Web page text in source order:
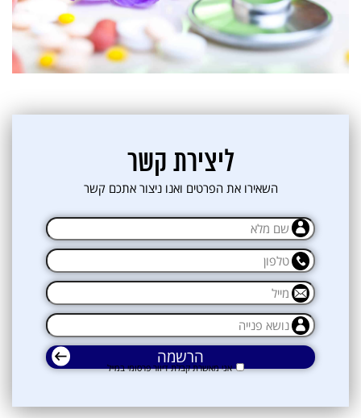
אני מאשרת קבלת דיוור פרסומי במייל
ליצירת קשר
השאירו את הפרטים ואנו ניצור אתכם קשר
אני מאשרת קבלת דיוור פרסומי במייל